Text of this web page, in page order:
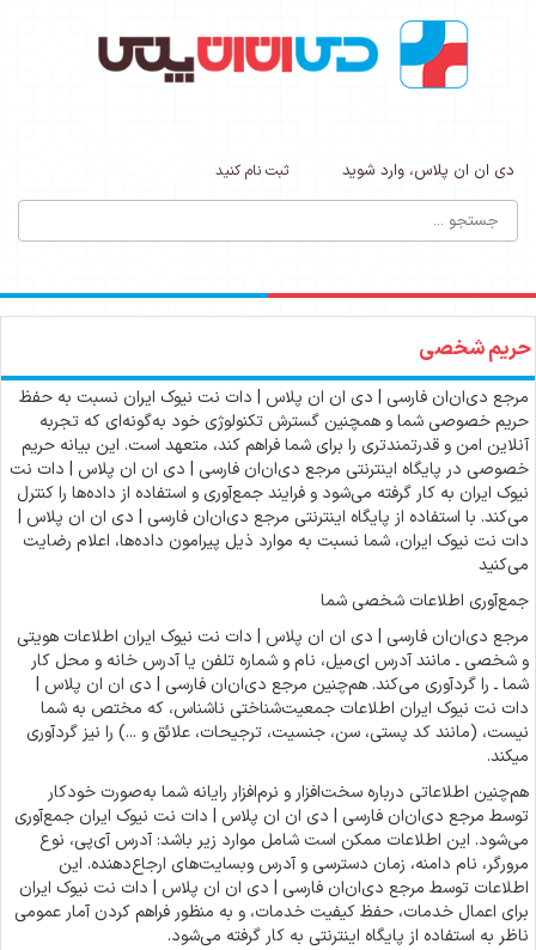
دی ان ان پلاس، وارد شوید ثبت نام کنید
حریم شخصی
مرجع دی‌ان‌ان فارسی | دی ان ان پلاس | دات نت نیوک ایران نسبت به حفظ
حریم خصوصی شما و همچنین گسترش تکنولوژی خود به‌گونه‌ای که تجربه
آنلاین امن و قدرتمندتری را برای شما فراهم کند، متعهد است. این بیانه حریم
خصوصی در پایگاه اینترنتی مرجع دی‌ان‌ان فارسی | دی ان ان پلاس | دات نت
نیوک ایران به کار گرفته می‌شود و فرایند جمع‌آوری و استفاده از داده‌ها را کنترل
می‌کند. با استفاده از پایگاه اینترنتی مرجع دی‌ان‌ان فارسی | دی ان ان پلاس |
دات نت نیوک ایران، شما نسبت به موارد ذیل پیرامون داده‌ها، اعلام رضایت
می‌کنید
جمع‌آوری اطلاعات شخصی شما
مرجع دی‌ان‌ان فارسی | دی ان ان پلاس | دات نت نیوک ایران اطلاعات هویتی
و شخصی ـ مانند آدرس ای‌میل، نام و شماره تلفن یا آدرس خانه و محل کار
شما ـ را گردآوری می‌کند. هم‌چنین مرجع دی‌ان‌ان فارسی | دی ان ان پلاس |
دات نت نیوک ایران اطلاعات جمعیت‌شناختی ناشناس، که مختص به شما
نیست، (مانند کد پستی، سن، جنسیت، ترجیحات، علائق و ...) را نیز گردآوری
میکند.
هم‌چنین اطلاعاتی درباره سخت‌افزار و نرم‌افزار رایانه شما به‌صورت خودکار
توسط مرجع دی‌ان‌ان فارسی | دی ان ان پلاس | دات نت نیوک ایران جمع‌آوری
می‌شود. این اطلاعات ممکن است شامل موارد زیر باشد: آدرس آی‌پی، نوع
مرورگر، نام دامنه، زمان دسترسی و آدرس وبسایت‌های ارجاع‌دهنده. این
اطلاعات توسط مرجع دی‌ان‌ان فارسی | دی ان ان پلاس | دات نت نیوک ایران
برای اعمال خدمات، حفظ کیفیت خدمات، و به منظور فراهم کردن آمار عمومی
ناظر به استفاده از پایگاه اینترنتی به کار گرفته می‌شود.